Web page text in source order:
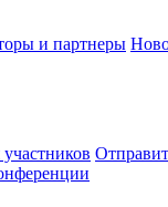
и партнеры